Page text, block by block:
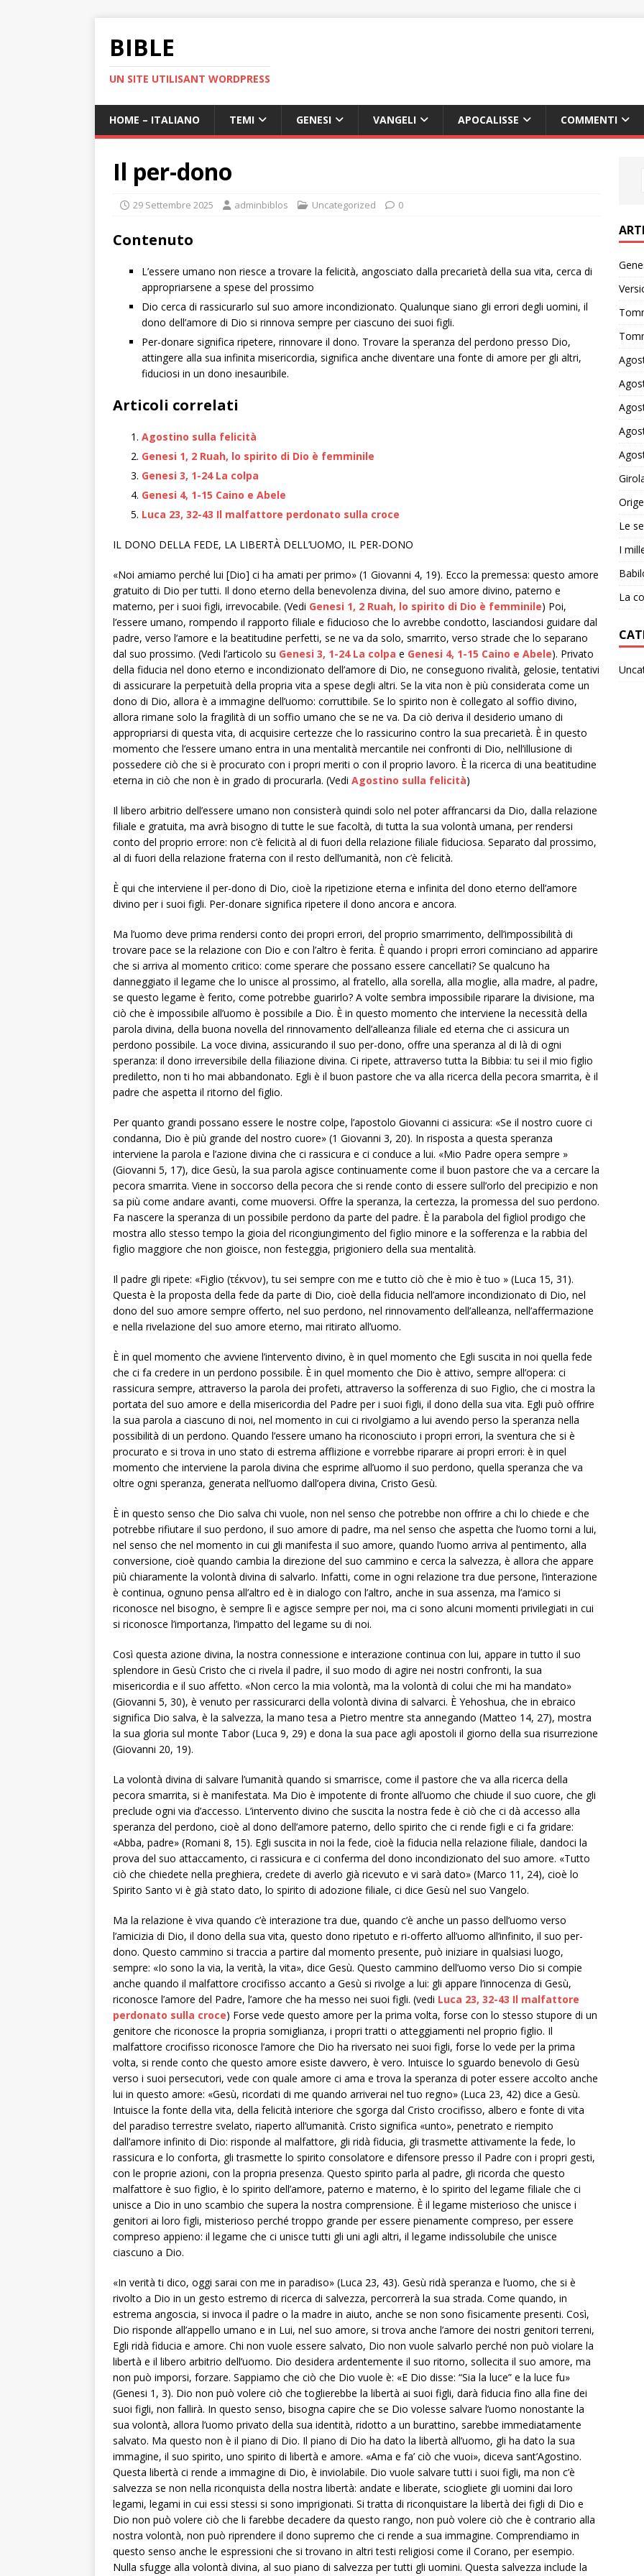
BIBLE
UN SITE UTILISANT WORDPRESS
HOME – ITALIANO TEMI GENESI VANGELI APOCALISSE COMMENTI
Il per-dono
29 Settembre 2025 adminbiblos Uncategorized 0
Contenuto
L’essere umano non riesce a trovare la felicità, angosciato dalla precarietà della sua vita, cerca di
appropriarsene a spese del prossimo
Dio cerca di rassicurarlo sul suo amore incondizionato. Qualunque siano gli errori degli uomini, il
dono dell’amore di Dio si rinnova sempre per ciascuno dei suoi figli.
Per-donare significa ripetere, rinnovare il dono. Trovare la speranza del perdono presso Dio,
attingere alla sua infinita misericordia, significa anche diventare una fonte di amore per gli altri,
fiduciosi in un dono inesauribile.
Articoli correlati
Agostino sulla felicità
Genesi 1, 2 Ruah, lo spirito di Dio è femminile
Genesi 3, 1-24 La colpa
Genesi 4, 1-15 Caino e Abele
Luca 23, 32-43 Il malfattore perdonato sulla croce
IL DONO DELLA FEDE, LA LIBERTÀ DELL’UOMO, IL PER-DONO
«Noi amiamo perché lui [Dio] ci ha amati per primo» (1 Giovanni 4, 19). Ecco la premessa: questo amore
gratuito di Dio per tutti. Il dono eterno della benevolenza divina, del suo amore divino, paterno e
materno, per i suoi figli, irrevocabile. (Vedi Genesi 1, 2 Ruah, lo spirito di Dio è femminile) Poi,
l’essere umano, rompendo il rapporto filiale e fiducioso che lo avrebbe condotto, lasciandosi guidare dal
padre, verso l’amore e la beatitudine perfetti, se ne va da solo, smarrito, verso strade che lo separano
dal suo prossimo. (Vedi l’articolo su Genesi 3, 1-24 La colpa e Genesi 4, 1-15 Caino e Abele). Privato
della fiducia nel dono eterno e incondizionato dell’amore di Dio, ne conseguono rivalità, gelosie, tentativi
di assicurare la perpetuità della propria vita a spese degli altri. Se la vita non è più considerata come un
dono di Dio, allora è a immagine dell’uomo: corruttibile. Se lo spirito non è collegato al soffio divino,
allora rimane solo la fragilità di un soffio umano che se ne va. Da ciò deriva il desiderio umano di
appropriarsi di questa vita, di acquisire certezze che lo rassicurino contro la sua precarietà. È in questo
momento che l’essere umano entra in una mentalità mercantile nei confronti di Dio, nell’illusione di
possedere ciò che si è procurato con i propri meriti o con il proprio lavoro. È la ricerca di una beatitudine
eterna in ciò che non è in grado di procurarla. (Vedi Agostino sulla felicità)
Il libero arbitrio dell’essere umano non consisterà quindi solo nel poter affrancarsi da Dio, dalla relazione
filiale e gratuita, ma avrà bisogno di tutte le sue facoltà, di tutta la sua volontà umana, per rendersi
conto del proprio errore: non c’è felicità al di fuori della relazione filiale fiduciosa. Separato dal prossimo,
al di fuori della relazione fraterna con il resto dell’umanità, non c’è felicità.
È qui che interviene il per-dono di Dio, cioè la ripetizione eterna e infinita del dono eterno dell’amore
divino per i suoi figli. Per-donare significa ripetere il dono ancora e ancora.
Ma l’uomo deve prima rendersi conto dei propri errori, del proprio smarrimento, dell’impossibilità di
trovare pace se la relazione con Dio e con l’altro è ferita. È quando i propri errori cominciano ad apparire
che si arriva al momento critico: come sperare che possano essere cancellati? Se qualcuno ha
danneggiato il legame che lo unisce al prossimo, al fratello, alla sorella, alla moglie, alla madre, al padre,
se questo legame è ferito, come potrebbe guarirlo? A volte sembra impossibile riparare la divisione, ma
ciò che è impossibile all’uomo è possibile a Dio. È in questo momento che interviene la necessità della
parola divina, della buona novella del rinnovamento dell’alleanza filiale ed eterna che ci assicura un
perdono possibile. La voce divina, assicurando il suo per-dono, offre una speranza al di là di ogni
speranza: il dono irreversibile della filiazione divina. Ci ripete, attraverso tutta la Bibbia: tu sei il mio figlio
prediletto, non ti ho mai abbandonato. Egli è il buon pastore che va alla ricerca della pecora smarrita, è il
padre che aspetta il ritorno del figlio.
Per quanto grandi possano essere le nostre colpe, l’apostolo Giovanni ci assicura: «Se il nostro cuore ci
condanna, Dio è più grande del nostro cuore» (1 Giovanni 3, 20). In risposta a questa speranza
interviene la parola e l’azione divina che ci rassicura e ci conduce a lui. «Mio Padre opera sempre »
(Giovanni 5, 17), dice Gesù, la sua parola agisce continuamente come il buon pastore che va a cercare la
pecora smarrita. Viene in soccorso della pecora che si rende conto di essere sull’orlo del precipizio e non
sa più come andare avanti, come muoversi. Offre la speranza, la certezza, la promessa del suo perdono.
Fa nascere la speranza di un possibile perdono da parte del padre. È la parabola del figliol prodigo che
mostra allo stesso tempo la gioia del ricongiungimento del figlio minore e la sofferenza e la rabbia del
figlio maggiore che non gioisce, non festeggia, prigioniero della sua mentalità.
Il padre gli ripete: «Figlio (τέκνον), tu sei sempre con me e tutto ciò che è mio è tuo » (Luca 15, 31).
Questa è la proposta della fede da parte di Dio, cioè della fiducia nell’amore incondizionato di Dio, nel
dono del suo amore sempre offerto, nel suo perdono, nel rinnovamento dell’alleanza, nell’affermazione
e nella rivelazione del suo amore eterno, mai ritirato all’uomo.
È in quel momento che avviene l’intervento divino, è in quel momento che Egli suscita in noi quella fede
che ci fa credere in un perdono possibile. È in quel momento che Dio è attivo, sempre all’opera: ci
rassicura sempre, attraverso la parola dei profeti, attraverso la sofferenza di suo Figlio, che ci mostra la
portata del suo amore e della misericordia del Padre per i suoi figli, il dono della sua vita. Egli può offrire
la sua parola a ciascuno di noi, nel momento in cui ci rivolgiamo a lui avendo perso la speranza nella
possibilità di un perdono. Quando l’essere umano ha riconosciuto i propri errori, la sventura che si è
procurato e si trova in uno stato di estrema afflizione e vorrebbe riparare ai propri errori: è in quel
momento che interviene la parola divina che esprime all’uomo il suo perdono, quella speranza che va
oltre ogni speranza, generata nell’uomo dall’opera divina, Cristo Gesù.
È in questo senso che Dio salva chi vuole, non nel senso che potrebbe non offrire a chi lo chiede e che
potrebbe rifiutare il suo perdono, il suo amore di padre, ma nel senso che aspetta che l’uomo torni a lui,
nel senso che nel momento in cui gli manifesta il suo amore, quando l’uomo arriva al pentimento, alla
conversione, cioè quando cambia la direzione del suo cammino e cerca la salvezza, è allora che appare
più chiaramente la volontà divina di salvarlo. Infatti, come in ogni relazione tra due persone, l’interazione
è continua, ognuno pensa all’altro ed è in dialogo con l’altro, anche in sua assenza, ma l’amico si
riconosce nel bisogno, è sempre lì e agisce sempre per noi, ma ci sono alcuni momenti privilegiati in cui
si riconosce l’importanza, l’impatto del legame su di noi.
Così questa azione divina, la nostra connessione e interazione continua con lui, appare in tutto il suo
splendore in Gesù Cristo che ci rivela il padre, il suo modo di agire nei nostri confronti, la sua
misericordia e il suo affetto. «Non cerco la mia volontà, ma la volontà di colui che mi ha mandato»
(Giovanni 5, 30), è venuto per rassicurarci della volontà divina di salvarci. È Yehoshua, che in ebraico
significa Dio salva, è la salvezza, la mano tesa a Pietro mentre sta annegando (Matteo 14, 27), mostra
la sua gloria sul monte Tabor (Luca 9, 29) e dona la sua pace agli apostoli il giorno della sua risurrezione
(Giovanni 20, 19).
La volontà divina di salvare l’umanità quando si smarrisce, come il pastore che va alla ricerca della
pecora smarrita, si è manifestata. Ma Dio è impotente di fronte all’uomo che chiude il suo cuore, che gli
preclude ogni via d’accesso. L’intervento divino che suscita la nostra fede è ciò che ci dà accesso alla
speranza del perdono, cioè al dono dell’amore paterno, dello spirito che ci rende figli e ci fa gridare:
«Abba, padre» (Romani 8, 15). Egli suscita in noi la fede, cioè la fiducia nella relazione filiale, dandoci la
prova del suo attaccamento, ci rassicura e ci conferma del dono incondizionato del suo amore. «Tutto
ciò che chiedete nella preghiera, credete di averlo già ricevuto e vi sarà dato» (Marco 11, 24), cioè lo
Spirito Santo vi è già stato dato, lo spirito di adozione filiale, ci dice Gesù nel suo Vangelo.
Ma la relazione è viva quando c’è interazione tra due, quando c’è anche un passo dell’uomo verso
l’amicizia di Dio, il dono della sua vita, questo dono ripetuto e ri-offerto all’uomo all’infinito, il suo per-
dono. Questo cammino si traccia a partire dal momento presente, può iniziare in qualsiasi luogo,
sempre: «Io sono la via, la verità, la vita», dice Gesù. Questo cammino dell’uomo verso Dio si compie
anche quando il malfattore crocifisso accanto a Gesù si rivolge a lui: gli appare l’innocenza di Gesù,
riconosce l’amore del Padre, l’amore che ha messo nei suoi figli. (vedi Luca 23, 32-43 Il malfattore
perdonato sulla croce) Forse vede questo amore per la prima volta, forse con lo stesso stupore di un
genitore che riconosce la propria somiglianza, i propri tratti o atteggiamenti nel proprio figlio. Il
malfattore crocifisso riconosce l’amore che Dio ha riversato nei suoi figli, forse lo vede per la prima
volta, si rende conto che questo amore esiste davvero, è vero. Intuisce lo sguardo benevolo di Gesù
verso i suoi persecutori, vede con quale amore ci ama e trova la speranza di poter essere accolto anche
lui in questo amore: «Gesù, ricordati di me quando arriverai nel tuo regno» (Luca 23, 42) dice a Gesù.
Intuisce la fonte della vita, della felicità interiore che sgorga dal Cristo crocifisso, albero e fonte di vita
del paradiso terrestre svelato, riaperto all’umanità. Cristo significa «unto», penetrato e riempito
dall’amore infinito di Dio: risponde al malfattore, gli ridà fiducia, gli trasmette attivamente la fede, lo
rassicura e lo conforta, gli trasmette lo spirito consolatore e difensore presso il Padre con i propri gesti,
con le proprie azioni, con la propria presenza. Questo spirito parla al padre, gli ricorda che questo
malfattore è suo figlio, è lo spirito dell’amore, paterno e materno, è lo spirito del legame filiale che ci
unisce a Dio in uno scambio che supera la nostra comprensione. È il legame misterioso che unisce i
genitori ai loro figli, misterioso perché troppo grande per essere pienamente compreso, per essere
compreso appieno: il legame che ci unisce tutti gli uni agli altri, il legame indissolubile che unisce
ciascuno a Dio.
«In verità ti dico, oggi sarai con me in paradiso» (Luca 23, 43). Gesù ridà speranza e l’uomo, che si è
rivolto a Dio in un gesto estremo di ricerca di salvezza, percorrerà la sua strada. Come quando, in
estrema angoscia, si invoca il padre o la madre in aiuto, anche se non sono fisicamente presenti. Così,
Dio risponde all’appello umano e in Lui, nel suo amore, si trova anche l’amore dei nostri genitori terreni,
Egli ridà fiducia e amore. Chi non vuole essere salvato, Dio non vuole salvarlo perché non può violare la
libertà e il libero arbitrio dell’uomo. Dio desidera ardentemente il suo ritorno, sollecita il suo amore, ma
non può imporsi, forzare. Sappiamo che ciò che Dio vuole è: «E Dio disse: “Sia la luce” e la luce fu»
(Genesi 1, 3). Dio non può volere ciò che toglierebbe la libertà ai suoi figli, darà fiducia fino alla fine dei
suoi figli, non fallirà. In questo senso, bisogna capire che se Dio volesse salvare l’uomo nonostante la
sua volontà, allora l’uomo privato della sua identità, ridotto a un burattino, sarebbe immediatamente
salvato. Ma questo non è il piano di Dio. Il piano di Dio ha dato la libertà all’uomo, gli ha dato la sua
immagine, il suo spirito, uno spirito di libertà e amore. «Ama e fa’ ciò che vuoi», diceva sant’Agostino.
Questa libertà ci rende a immagine di Dio, è inviolabile. Dio vuole salvare tutti i suoi figli, ma non c’è
salvezza se non nella riconquista della nostra libertà: andate e liberate, sciogliete gli uomini dai loro
legami, legami in cui essi stessi si sono imprigionati. Si tratta di riconquistare la libertà dei figli di Dio e
Dio non può volere ciò che li farebbe decadere da questo rango, non può volere ciò che è contrario alla
nostra volontà, non può riprendere il dono supremo che ci rende a sua immagine. Comprendiamo in
questo senso anche le espressioni che si trovano in altri testi religiosi come il Corano, per esempio.
Nulla sfugge alla volontà divina, al suo piano di salvezza per tutti gli uomini. Questa salvezza include la
Le
I
La